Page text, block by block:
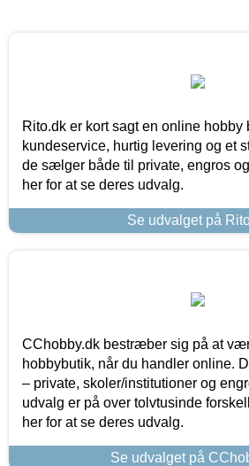
Rito.dk er kort sagt en online hobby
kundeservice, hurtig levering og et
de sælger både til private, engros
her for at se deres udvalg.
Se udvalget på
CChobby.dk bestræber sig på at
hobbybutik, når du handler online.
– private, skoler/institutioner og
udvalg er på over tolvtusinde
her for at se deres udvalg.
Se udvalget på